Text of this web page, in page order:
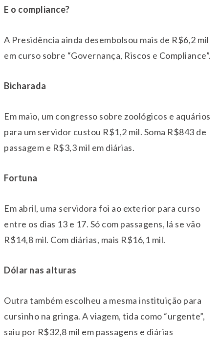
E o compliance?
A Presidência ainda desembolsou mais de R$6,2 mil
em curso sobre “Governança, Riscos e Compliance”.
Bicharada
Em maio, um congresso sobre zoológicos e aquários
para um servidor custou R$1,2 mil. Soma R$843 de
passagem e R$3,3 mil em diárias.
Fortuna
Em abril, uma servidora foi ao exterior para curso
entre os dias 13 e 17. Só com passagens, lá se vão
R$14,8 mil. Com diárias, mais R$16,1 mil.
Dólar nas alturas
Outra também escolheu a mesma instituição para
cursinho na gringa. A viagem, tida como “urgente”,
saiu por R$32,8 mil em passagens e diárias